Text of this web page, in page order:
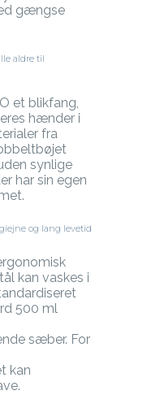
gængse
aldre til
et blikfang,
hænder i
fra
synlige
har sin egen
og lang levetid
kan vaskes i
500 ml
sæber. For
kan